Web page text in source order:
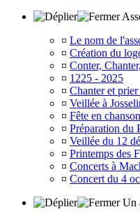
¤ Le nom de
¤ Création du
¤ Conter,
¤ 1225 - 2025
¤ Chanter et
¤ Veillée à
¤ Fête en
¤ Préparation du
¤ Veillée du 12
¤ Printemps des
¤ Concerts à
¤ Concert du 4
Un